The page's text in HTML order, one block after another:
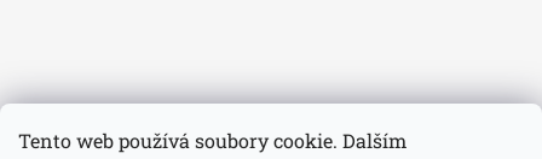
Tento web používá soubory cookie. Dalším